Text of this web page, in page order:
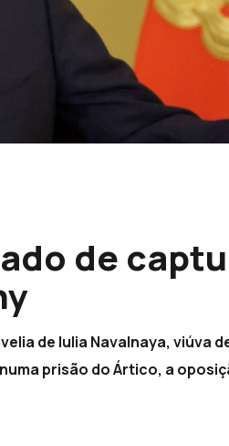
de
de Iulia Navalnaya, viúva
prisão do Ártico, a